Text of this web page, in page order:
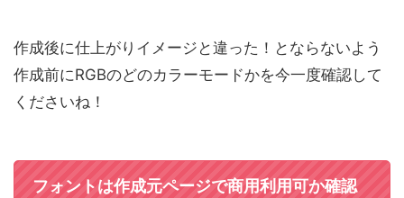
作成後に仕上がりイメージと違った！とならないよう
作成前にRGBのどのカラーモードかを今一度確認して
くださいね！
フォントは作成元ページで商用利用可か確認